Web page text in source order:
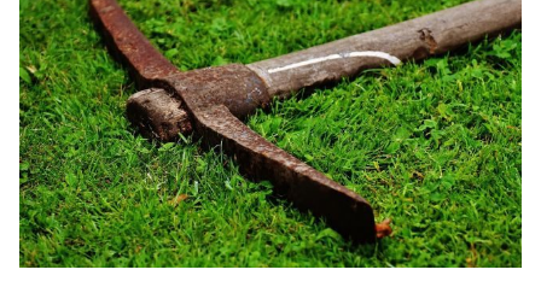
Rozmetadlá
a posypové
vozíky
Čerpadlá
a
vodárne
Vysokotlakové
Vykurovanie
Navijaky
Príslušenstvo